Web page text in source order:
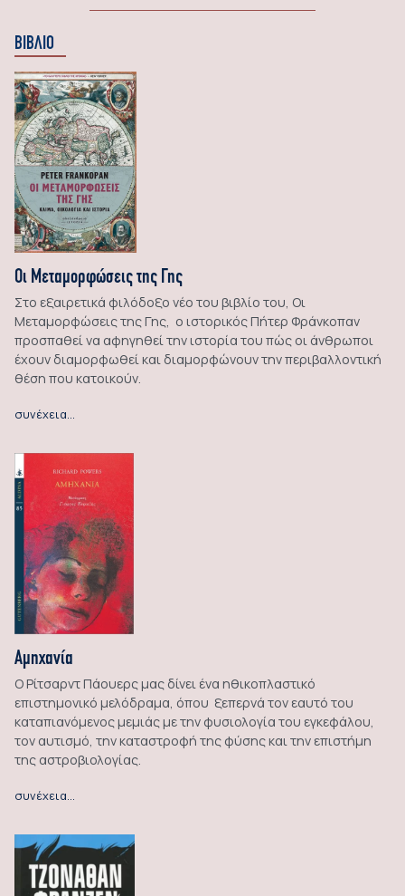
ΒΙΒΛΙΟ
Οι Μεταμορφώσεις της Γης
Στο εξαιρετικά φιλόδοξο νέο του βιβλίο του, Οι
Μεταμορφώσεις της Γης, ο ιστορικός Πήτερ Φράνκοπαν
προσπαθεί να αφηγηθεί την ιστορία του πώς οι άνθρωποι
έχουν διαμορφωθεί και διαμορφώνουν την περιβαλλοντική
θέση που κατοικούν.
συνέχεια…
Αμηχανία
Ο Ρίτσαρντ Πάουερς μας δίνει ένα ηθικοπλαστικό
επιστημονικό μελόδραμα, όπου ξεπερνά τον εαυτό του
καταπιανόμενος μεμιάς με την φυσιολογία του εγκεφάλου,
τον αυτισμό, την καταστροφή της φύσης και την επιστήμη
της αστροβιολογίας.
συνέχεια…